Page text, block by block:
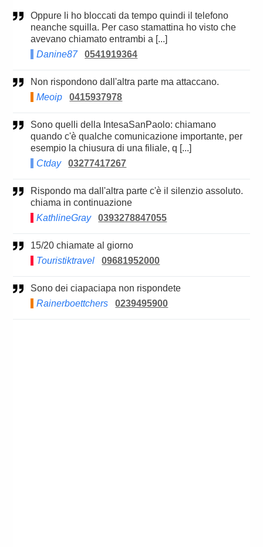
oppure li ho bloccati da tempo quindi il telefono
neanche squilla. Per caso stamattina ho visto che
avevano chiamato entrambi a [...]
Danine87
0541919364
Non rispondono dall'altra parte ma attaccano.
Meoip
0415937978
Sono quelli della IntesaSanPaolo: chiamano
quando c'è qualche comunicazione importante, per
esempio la chiusura di una filiale, q [...]
Ctday
03277417267
Rispondo ma dall'altra parte c'è il silenzio assoluto.
chiama in continuazione
KathlineGray
0393278847055
15/20 chiamate al giorno
Touristiktravel
09681952000
Sono dei ciapaciapa non rispondete
Rainerboettchers
0239495900